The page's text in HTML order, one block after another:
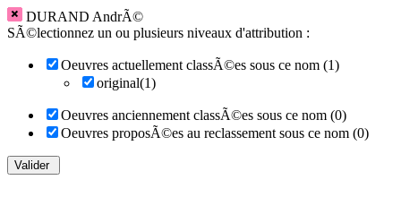
DURAND AndrÃ©
SÃ©lectionnez un ou plusieurs niveaux d'attribution :
Oeuvres actuellement classÃ©es sous ce nom (1)
original(1)
Oeuvres anciennement classÃ©es sous ce nom (0)
Oeuvres proposÃ©es au reclassement sous ce nom (0)
Valider